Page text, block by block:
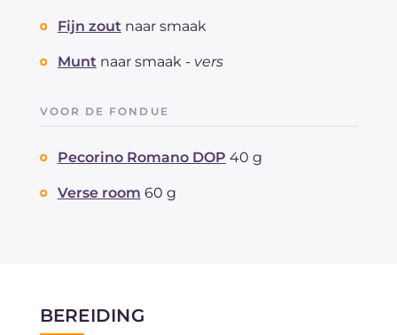
Fijn zout naar smaak
Munt naar smaak - vers
VOOR DE FONDUE
Pecorino Romano DOP 40 g
Verse room 60 g
BEREIDING